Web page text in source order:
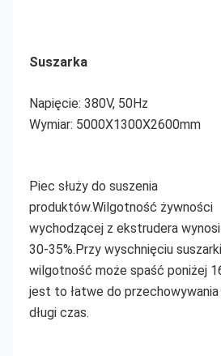
Suszarka
Napięcie: 380V, 50Hz
Wymiar: 5000X1300X2600mm
Piec służy do suszenia
produktów.Wilgotność żywności
wychodzącej z ekstrudera wynosi
30-35%.Przy wyschnięciu suszarki
wilgotność może spaść poniżej
jest to łatwe do przechowywania
długi czas.